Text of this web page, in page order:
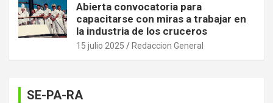
Abierta convocatoria para
capacitarse con miras a trabajar en
la industria de los cruceros
15 julio 2025 Redaccion General
SE-PA-RA